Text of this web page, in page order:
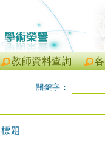
教師資料查詢
關鍵字：
標題